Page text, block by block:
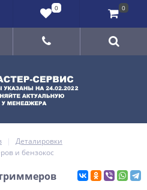
Деталировки
и бензокос
0 0